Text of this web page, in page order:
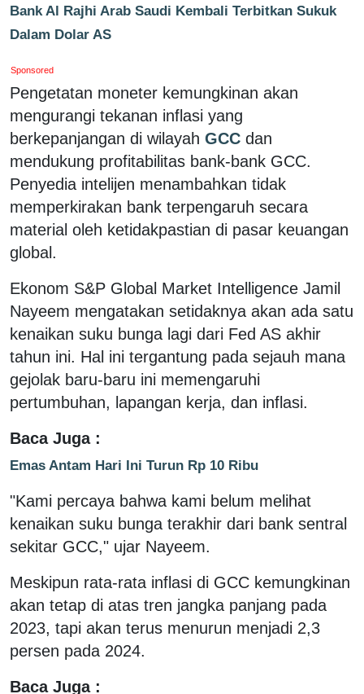
Bank Al Rajhi Arab Saudi Kembali Terbitkan Sukuk
Dalam Dolar AS
Sponsored
Pengetatan moneter kemungkinan akan
mengurangi tekanan inflasi yang
berkepanjangan di wilayah GCC dan
mendukung profitabilitas bank-bank GCC.
Penyedia intelijen menambahkan tidak
memperkirakan bank terpengaruh secara
material oleh ketidakpastian di pasar keuangan
global.
Ekonom S&P Global Market Intelligence Jamil
Nayeem mengatakan setidaknya akan ada satu
kenaikan suku bunga lagi dari Fed AS akhir
tahun ini. Hal ini tergantung pada sejauh mana
gejolak baru-baru ini memengaruhi
pertumbuhan, lapangan kerja, dan inflasi.
Baca Juga :
Emas Antam Hari Ini Turun Rp 10 Ribu
"Kami percaya bahwa kami belum melihat
kenaikan suku bunga terakhir dari bank sentral
sekitar GCC," ujar Nayeem.
Meskipun rata-rata inflasi di GCC kemungkinan
akan tetap di atas tren jangka panjang pada
2023, tapi akan terus menurun menjadi 2,3
persen pada 2024.
Baca Juga :